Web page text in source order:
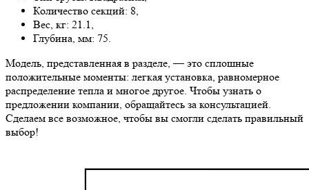
Количество секций: 8,
Вес, кг: 21.1,
Глубина, мм: 75.
Модель, представленная в разделе, — это сплошные
положительные моменты: легкая установка, равномерное
распределение тепла и многое другое. Чтобы узнать о
предложении компании, обращайтесь за консультацией.
Сделаем все возможное, чтобы вы смогли сделать правильный
выбор!